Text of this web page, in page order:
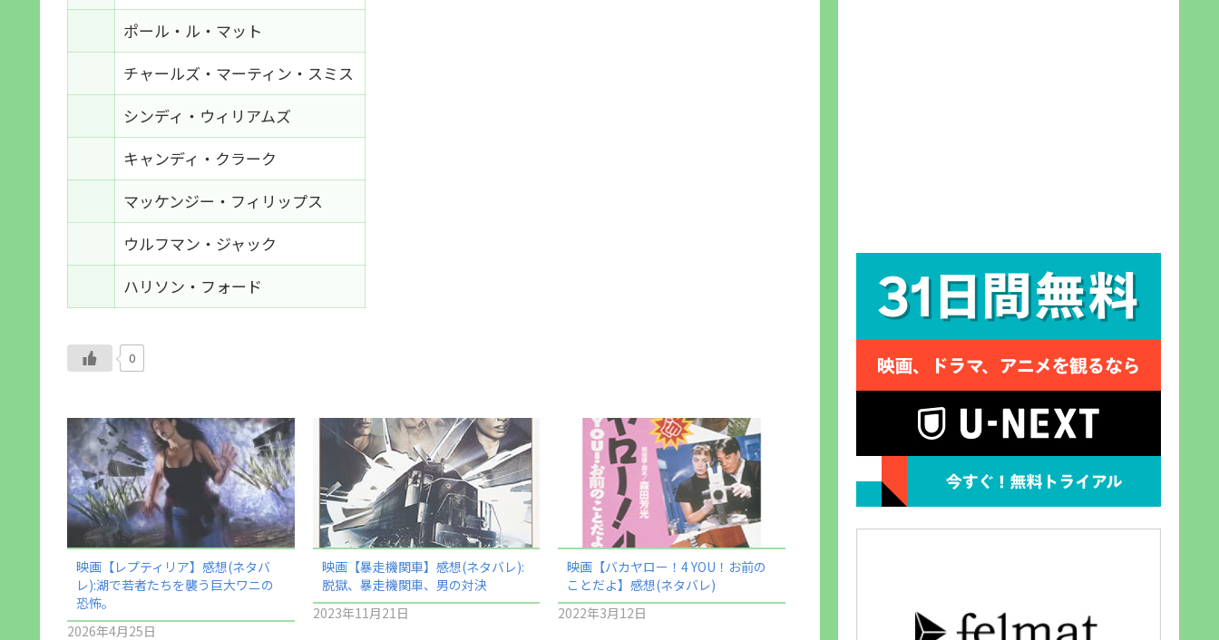
ポール・ル・マット
チャールズ・マーティン・スミス
シンディ・ウィリアムズ
キャンディ・クラーク
マッケンジー・フィリップス
ウルフマン・ジャック
ハリソン・フォード
0
映画【レプティリア】感想(ネタバ
レ):湖で若者たちを襲う巨大ワニの
恐怖。
2026年4月25日
映画【暴走機関車】感想(ネタバレ):
脱獄、暴走機関車、男の対決
2023年11月21日
映画【バカヤロー！4 YOU！お前の
ことだよ】感想(ネタバレ)
2022年3月12日